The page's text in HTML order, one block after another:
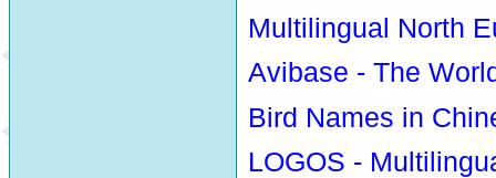
Multilingual North
Avibase - The
Bird Names in
LOGOS -